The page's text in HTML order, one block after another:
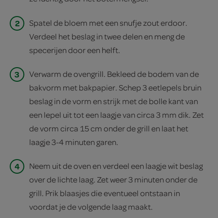
2
Spatel de bloem met een snufje zout erdoor.
Verdeel het beslag in twee delen en meng de
specerijen door een helft.
3
Verwarm de ovengrill. Bekleed de bodem van de
bakvorm met bakpapier. Schep 3 eetlepels bruin
beslag in de vorm en strijk met de bolle kant van
een lepel uit tot een laagje van circa 3 mm dik. Zet
de vorm circa 15 cm onder de grill en laat het
laagje 3-4 minuten garen.
4
Neem uit de oven en verdeel een laagje wit beslag
over de lichte laag. Zet weer 3 minuten onder de
grill. Prik blaasjes die eventueel ontstaan in
voordat je de volgende laag maakt.